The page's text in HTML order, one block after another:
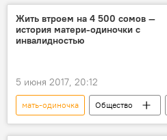
Жить втроем на 4 500 сомов —
история матери-одиночки с
инвалидностью
5 июня 2017, 20:12
мать-одиночка Общество
видео
Кыргызстан